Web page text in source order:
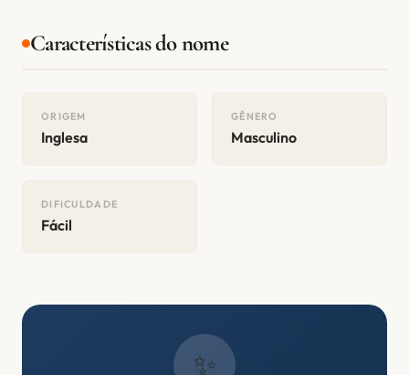
Características do nome
ORIGEM
Inglesa
GÊNERO
Masculino
DIFICULDADE
Fácil
✨